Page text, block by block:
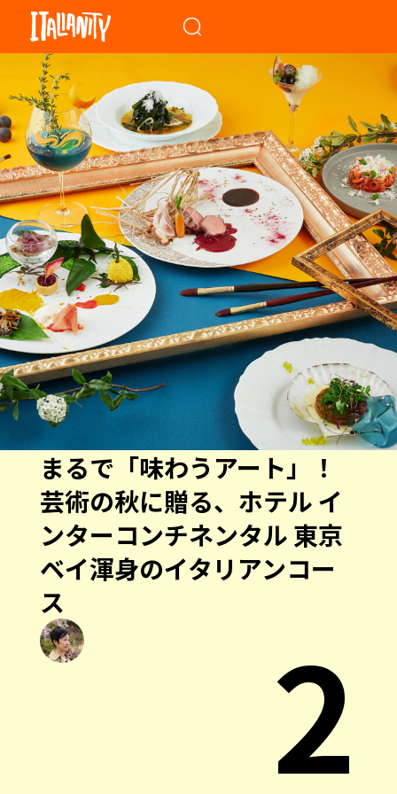
まるで「味わうアート」！
芸術の秋に贈る、ホテル イ
ンターコンチネンタル 東京
ベイ渾身のイタリアンコー
ス
2